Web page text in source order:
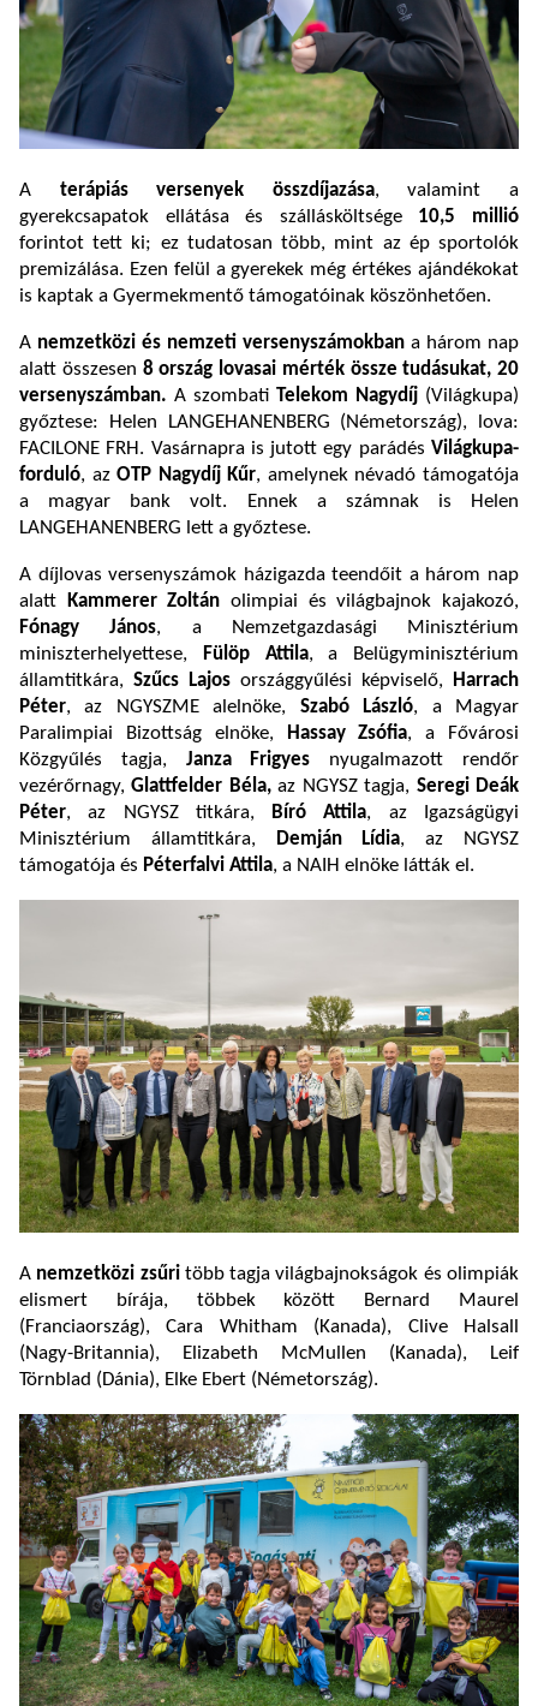
A terápiás versenyek összdíjazása, valamint a
gyerekcsapatok ellátása és szállásköltsége 10,5 millió
forintot tett ki; ez tudatosan több, mint az ép sportolók
premizálása. Ezen felül a gyerekek még értékes ajándékokat
is kaptak a Gyermekmentő támogatóinak köszönhetően.
A nemzetközi és nemzeti versenyszámokban a három nap
alatt összesen 8 ország lovasai mérték össze tudásukat, 20
versenyszámban. A szombati Telekom Nagydíj (Világkupa)
győztese: Helen LANGEHANENBERG (Németország), lova:
FACILONE FRH. Vasárnapra is jutott egy parádés Világkupa-
forduló, azOTP Nagydíj Kűr, amelynek névadó támogatója
a magyar bank volt. Ennek a számnak is Helen
LANGEHANENBERG lett a győztese.
A díjlovas versenyszámok házigazda teendőit a három nap
alatt
Kammerer Zoltán olimpiai és világbajnok kajakozó,
Fónagy János, a Nemzetgazdasági Minisztérium
miniszterhelyettese,
Fülöp Attila, a Belügyminisztérium
államtitkára, Szűcs Lajos országgyűlési képviselő,
Harrach
Péter, az NGYSZME alelnöke, Szabó László, a Magyar
Paralimpiai Bizottság elnöke,
Hassay Zsófia, a Fővárosi
Közgyűlés tagja, Janza Frigyes nyugalmazott rendőr
vezérőrnagy,Glattfelder Béla,az NGYSZ tagja, Seregi Deák
Péter, az NGYSZ titkára, Bíró Attila, az Igazságügyi
Minisztérium államtitkára, Demján Lídia, az NGYSZ
támogatója és Péterfalvi Attila, a NAIH elnöke látták el.
A nemzetközi zsűritöbb tagja világbajnokságok és olimpiák
elismert bírája, többek között Bernard Maurel
(Franciaország), Cara Whitham (Kanada), Clive Halsall
(Nagy-Britannia), Elizabeth McMullen (Kanada), Leif
Törnblad (Dánia), Elke Ebert (Németország).